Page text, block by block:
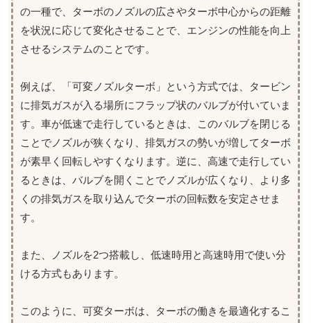
の一種で、ターボのノズルの広さやターボ中心からの距離
を状況に応じて変化させることで、エンジンの性能を向上
させるシステムのことです。
例えば、「可変ノズルターボ」という方式では、タービン
に排気ガスが入る場所にフラップ状のバルブが付いていま
す。車が低速で走行しているときは、このバルブを閉じる
ことでノズルが狭くなり、排気ガスの勢いが増してターボ
が素早く回転しやすくなります。逆に、高速で走行してい
るときは、バルブを開くことでノズルが広くなり、より多
くの排気ガスを取り込んでターボの回転数を安定させま
す。
また、ノズルを2つ搭載し、低速時用と高速時用で使い分
ける方式もあります。
このように、可変ターボは、ターボの働きを最適化するこ